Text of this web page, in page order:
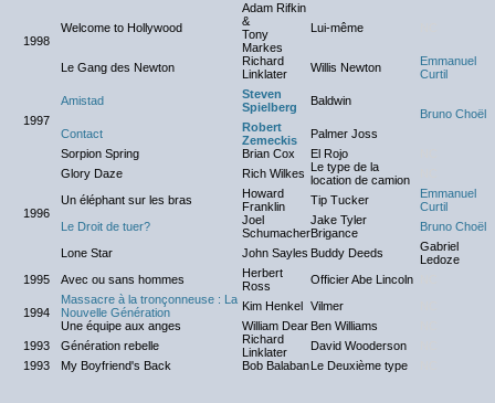
1998
Welcome to Hollywood
Adam Rifkin
&
Tony
Markes
Lui-même
Le Gang des Newton
Richard
Linklater
Willis Newton
Emmanuel
Curtil
1997
Amistad
Steven
Spielberg
Baldwin
Bruno Choël
Contact
Robert
Zemeckis
Palmer Joss
Sorpion Spring
Brian Cox El Rojo
1996
Glory Daze Rich Wilkes Le type de la
location de camion
Un éléphant sur les bras
Howard
Franklin
Tip Tucker
Emmanuel
Curtil
Le Droit de tuer?
Joel
Schumacher
Jake Tyler
Brigance
Bruno Choël
Lone Star
John Sayles Buddy Deeds
Gabriel
Ledoze
1995
Avec ou sans hommes
Herbert
Ross
Officier Abe Lincoln
1994
Massacre à la tronçonneuse : La
Nouvelle Génération
Kim Henkel Vilmer
Une équipe aux anges
William Dear Ben Williams
1993
Génération rebelle
Richard
Linklater
David Wooderson
1993
My Boyfriend's Back Bob BalabanLe Deuxième type